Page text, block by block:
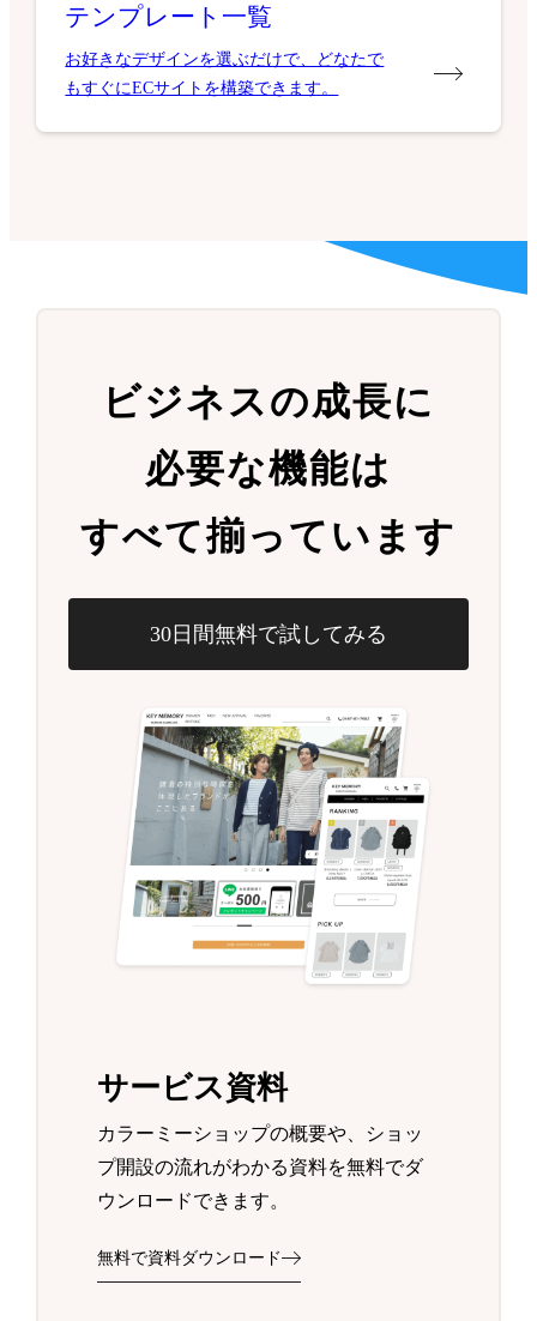
テンプレート一覧
お好きなデザインを選ぶだけで、どなたで
もすぐにECサイトを構築できます。
ビジネスの成長に
必要な機能は
すべて揃っています
30日間無料で試してみる
サービス資料
カラーミーショップの概要や、ショッ
プ開設の流れがわかる資料を無料でダ
ウンロードできます。
無料で資料ダウンロード